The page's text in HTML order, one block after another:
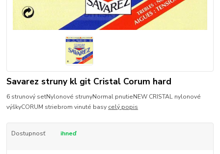
Savarez struny kl git Cristal Corum hard
6 strunový setNylonové strunyNormal pnutieNEW CRISTAL nylonové
výškyCORUM striebrom vinuté basy celý popis
Dostupnosť ihneď